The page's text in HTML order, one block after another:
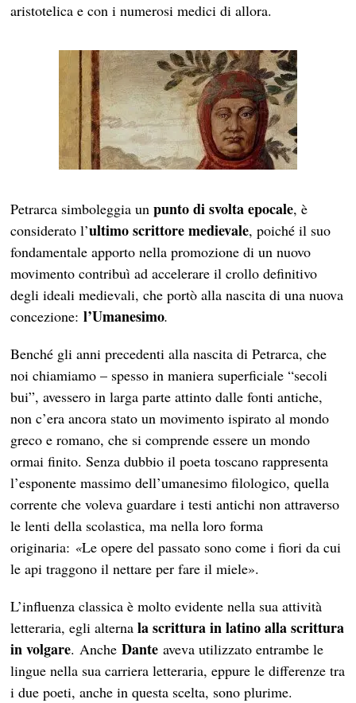
aristotelica e con i numerosi medici di allora.
Petrarca simboleggia unpunto di svolta epocale, è
considerato l’ultimo scrittore medievale, poiché il suo
fondamentale apporto nella promozione di un nuovo
movimento contribuì ad accelerare il crollo definitivo
degli ideali medievali, che portò alla nascita di una nuova
concezione:l’Umanesimo.
Benché gli anni precedenti alla nascita di Petrarca, che
noi chiamiamo – spesso in maniera superficiale “secoli
bui”, avessero in larga parte attinto dalle fonti antiche,
non c’era ancora stato un movimento ispirato al mondo
greco e romano, che si comprende essere un mondo
ormai finito. Senza dubbio il poeta toscano rappresenta
l’esponente massimo dell’umanesimo filologico, quella
corrente che voleva guardare i testi antichi non attraverso
le lenti della scolastica, ma nella loro forma
originaria: «Le opere del passato sono come i fiori da cui
le api traggono il nettare per fare il miele».
L’influenza classica è molto evidente nella sua attività
letteraria, egli alterna la scrittura in latino alla scrittura
in volgare. AncheDanteaveva utilizzato entrambe le
lingue nella sua carriera letteraria, eppure le differenze tra
i due poeti, anche in questa scelta, sono plurime.